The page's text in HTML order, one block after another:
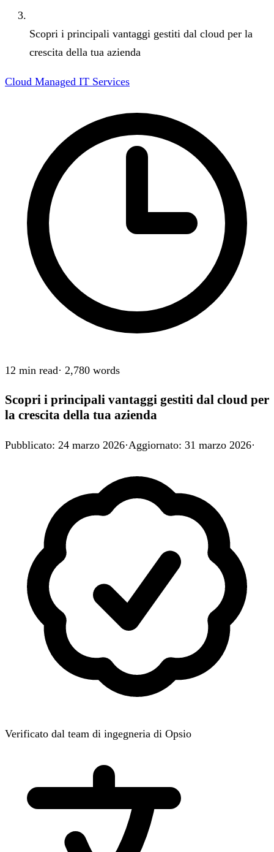
Scopri i principali vantaggi gestiti dal cloud per la
crescita della tua azienda
Cloud Managed IT Services
12 min read· 2,780 words
Scopri i principali vantaggi gestiti dal cloud per
la crescita della tua azienda
Pubblicato: 24 marzo 2026·Aggiornato: 31 marzo 2026·
Verificato dal team di ingegneria di Opsio